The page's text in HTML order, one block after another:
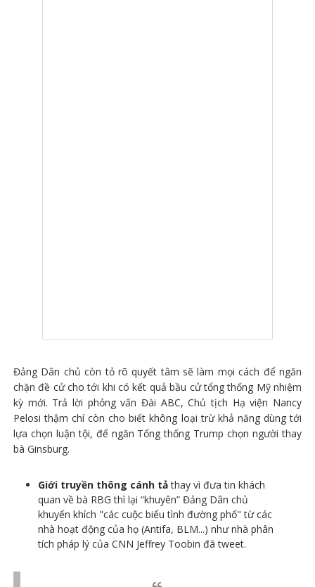
Đảng Dân chủ còn tỏ rõ quyết tâm sẽ làm mọi cách để ngăn
chặn đề cử cho tới khi có kết quả bầu cử tổng thống Mỹ nhiệm
kỳ mới. Trả lời phỏng vấn Đài ABC, Chủ tịch Hạ viện Nancy
Pelosi thậm chí còn cho biết không loại trừ khả năng dùng tới
lựa chọn luận tội, để ngăn Tổng thống Trump chọn người thay
bà Ginsburg.
Giới truyền thông cánh tảthay vì đưa tin khách
quan về bà RBG thì lại “khuyên” Đảng Dân chủ
khuyến khích "các cuộc biểu tình đường phố" từ các
nhà hoạt động của họ (Antifa, BLM...) như nhà phân
tích pháp lý của CNN Jeffrey Toobin đã tweet.